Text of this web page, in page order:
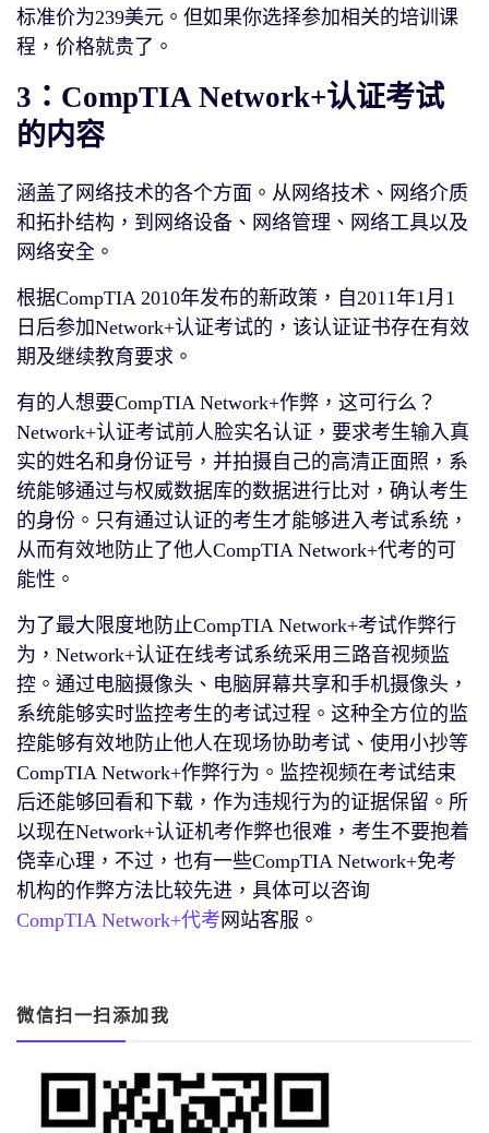
标准价为239美元。但如果你选择参加相关的培训课
程，价格就贵了。
3：CompTIA Network+认证考试
的内容
涵盖了网络技术的各个方面。从网络技术、网络介质
和拓扑结构，到网络设备、网络管理、网络工具以及
网络安全。
根据CompTIA 2010年发布的新政策，自2011年1月1
日后参加Network+认证考试的，该认证证书存在有效
期及继续教育要求。
有的人想要CompTIA Network+作弊，这可行么？
Network+认证考试前人脸实名认证，要求考生输入真
实的姓名和身份证号，并拍摄自己的高清正面照，系
统能够通过与权威数据库的数据进行比对，确认考生
的身份。只有通过认证的考生才能够进入考试系统，
从而有效地防止了他人CompTIA Network+代考的可
能性。
为了最大限度地防止CompTIA Network+考试作弊行
为，Network+认证在线考试系统采用三路音视频监
控。通过电脑摄像头、电脑屏幕共享和手机摄像头，
系统能够实时监控考生的考试过程。这种全方位的监
控能够有效地防止他人在现场协助考试、使用小抄等
CompTIA Network+作弊行为。监控视频在考试结束
后还能够回看和下载，作为违规行为的证据保留。所
以现在Network+认证机考作弊也很难，考生不要抱着
侥幸心理，不过，也有一些CompTIA Network+免考
机构的作弊方法比较先进，具体可以咨询
CompTIA Network+代考 网站客服。
微信扫一扫添加我